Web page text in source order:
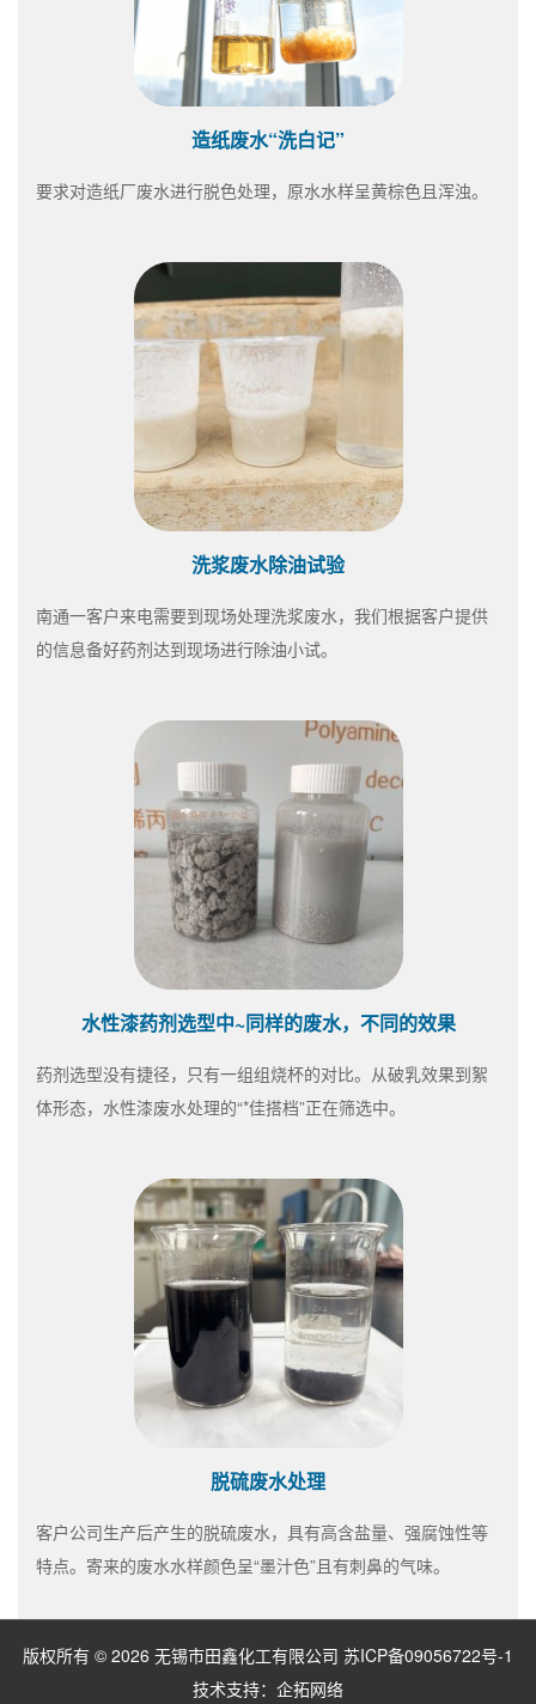
造纸废水“洗白记”
要求对造纸厂废水进行脱色处理，原水水样呈黄棕色且浑浊。
洗浆废水除油试验
南通一客户来电需要到现场处理洗浆废水，我们根据客户提供
的信息备好药剂达到现场进行除油小试。
水性漆药剂选型中~同样的废水，不同的效果
药剂选型没有捷径，只有一组组烧杯的对比。从破乳效果到絮
体形态，水性漆废水处理的“*佳搭档”正在筛选中。
脱硫废水处理
客户公司生产后产生的脱硫废水，具有高含盐量、强腐蚀性等
特点。寄来的废水水样颜色呈“墨汁色”且有刺鼻的气味。
版权所有 © 2026 无锡市田鑫化工有限公司 苏ICP备09056722号-1
技术支持： 企拓网络